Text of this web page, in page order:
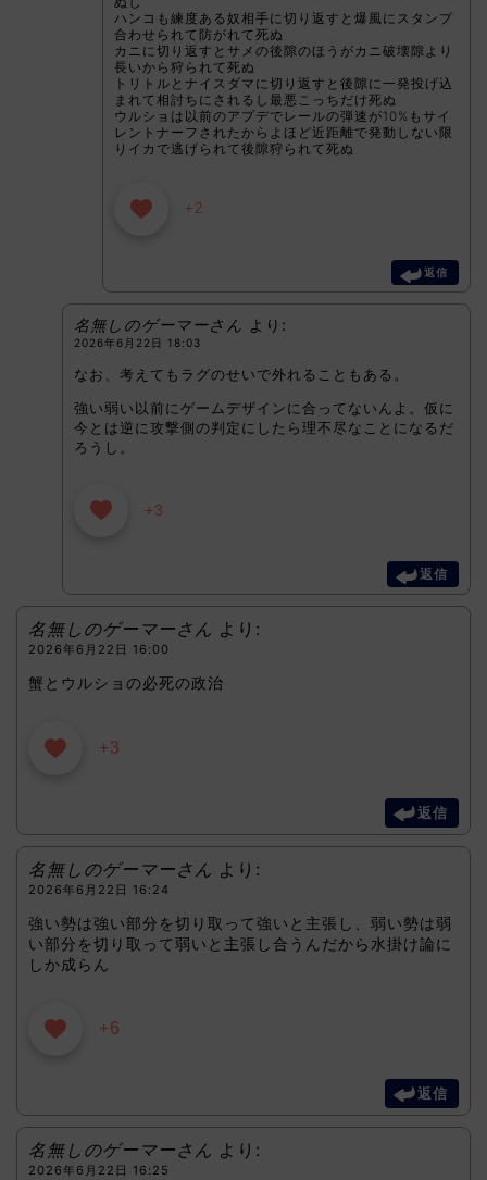
ハンコも練度ある奴相手に切り返すと爆風にスタンプ
合わせられて防がれて死ぬ
カニに切り返すとサメの後隙のほうがカニ破壊隙より
長いから狩られて死ぬ
トリトルとナイスダマに切り返すと後隙に一発投げ込
まれて相討ちにされるし最悪こっちだけ死ぬ
ウルショは以前のアプデでレールの弾速が10%もサイ
レントナーフされたからよほど近距離で発動しない限
りイカで逃げられて後隙狩られて死ぬ
+2
返信
名無しのゲーマーさん より:
2026年6月22日 18:03
なお、考えてもラグのせいで外れることもある。
強い弱い以前にゲームデザインに合ってないんよ。仮に
今とは逆に攻撃側の判定にしたら理不尽なことになるだ
ろうし。
+3
返信
名無しのゲーマーさん より:
2026年6月22日 16:00
蟹とウルショの必死の政治
+3
返信
名無しのゲーマーさん より:
2026年6月22日 16:24
強い勢は強い部分を切り取って強いと主張し、弱い勢は弱
い部分を切り取って弱いと主張し合うんだから水掛け論に
しか成らん
+6
返信
名無しのゲーマーさん より:
2026年6月22日 16:25